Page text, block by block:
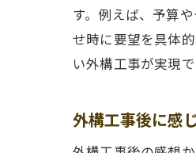
す。例えば、予算
せ時に要望を具体
い外構工事が実現で
外構工事後に感